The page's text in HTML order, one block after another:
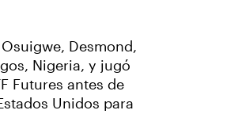
Desmond,
Nigeria, y jugó
Futures antes de
Unidos para